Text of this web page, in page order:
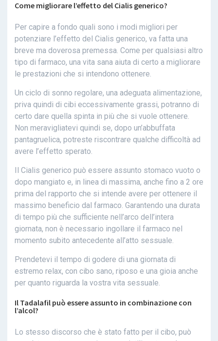
Come migliorare l’effetto del Cialis generico?
Per capire a fondo quali sono i modi migliori per
potenziare l’effetto del Cialis generico, va fatta una
breve ma doverosa premessa. Come per qualsiasi altro
tipo di farmaco, una vita sana aiuta di certo a migliorare
le prestazioni che si intendono ottenere.
Un ciclo di sonno regolare, una adeguata alimentazione,
priva quindi di cibi eccessivamente grassi, potranno di
certo dare quella spinta in più che si vuole ottenere.
Non meravigliatevi quindi se, dopo un’abbuffata
pantagruelica, potreste riscontrare qualche difficoltà ad
avere l’effetto sperato.
Il Cialis generico può essere assunto stomaco vuoto o
dopo mangiato e, in linea di massima, anche fino a 2 ore
prima del rapporto che si intende avere per ottenere il
massimo beneficio dal farmaco. Garantendo una durata
di tempo più che sufficiente nell’arco dell’intera
giornata, non è necessario ingollare il farmaco nel
momento subito antecedente all’atto sessuale.
Prendetevi il tempo di godere di una giornata di
estremo relax, con cibo sano, riposo e una gioia anche
per quanto riguarda la vostra vita sessuale.
Il Tadalafil può essere assunto in combinazione con
l’alcol?
Lo stesso discorso che è stato fatto per il cibo, può